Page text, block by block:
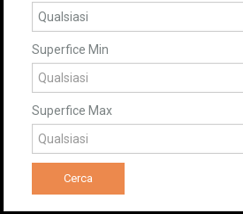
Superfice Min
Superfice Max